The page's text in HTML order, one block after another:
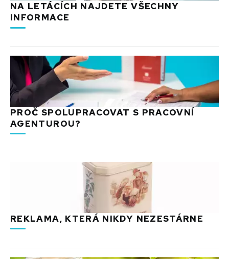
NA LETÁCÍCH NAJDETE VŠECHNY
INFORMACE
PROČ SPOLUPRACOVAT S PRACOVNÍ
AGENTUROU?
REKLAMA, KTERÁ NIKDY NEZESTÁRNE